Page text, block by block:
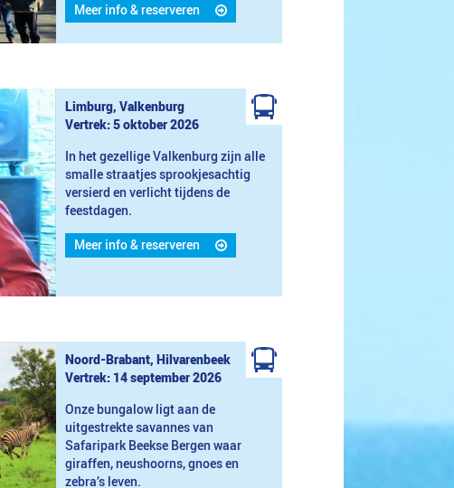
Meer info & reserveren
Limburg, Valkenburg
Vertrek: 5 oktober 2026
In het gezellige Valkenburg zijn alle
smalle straatjes sprookjesachtig
versierd en verlicht tijdens de
feestdagen.
Meer info & reserveren
Noord-Brabant, Hilvarenbeek
Vertrek: 14 september 2026
Onze bungalow ligt aan de
uitgestrekte savannes van
Safaripark Beekse Bergen waar
giraffen, neushoorns, gnoes en
zebra’s leven.